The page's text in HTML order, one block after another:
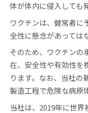
体が体内に侵入しても
ワクチンは、健常者に
全性に懸念があっては
そのため、ワクチンの
在、安全性や有効性を
ります。なお、当社の
製造工程で危険な病原
当社は、2019年に世